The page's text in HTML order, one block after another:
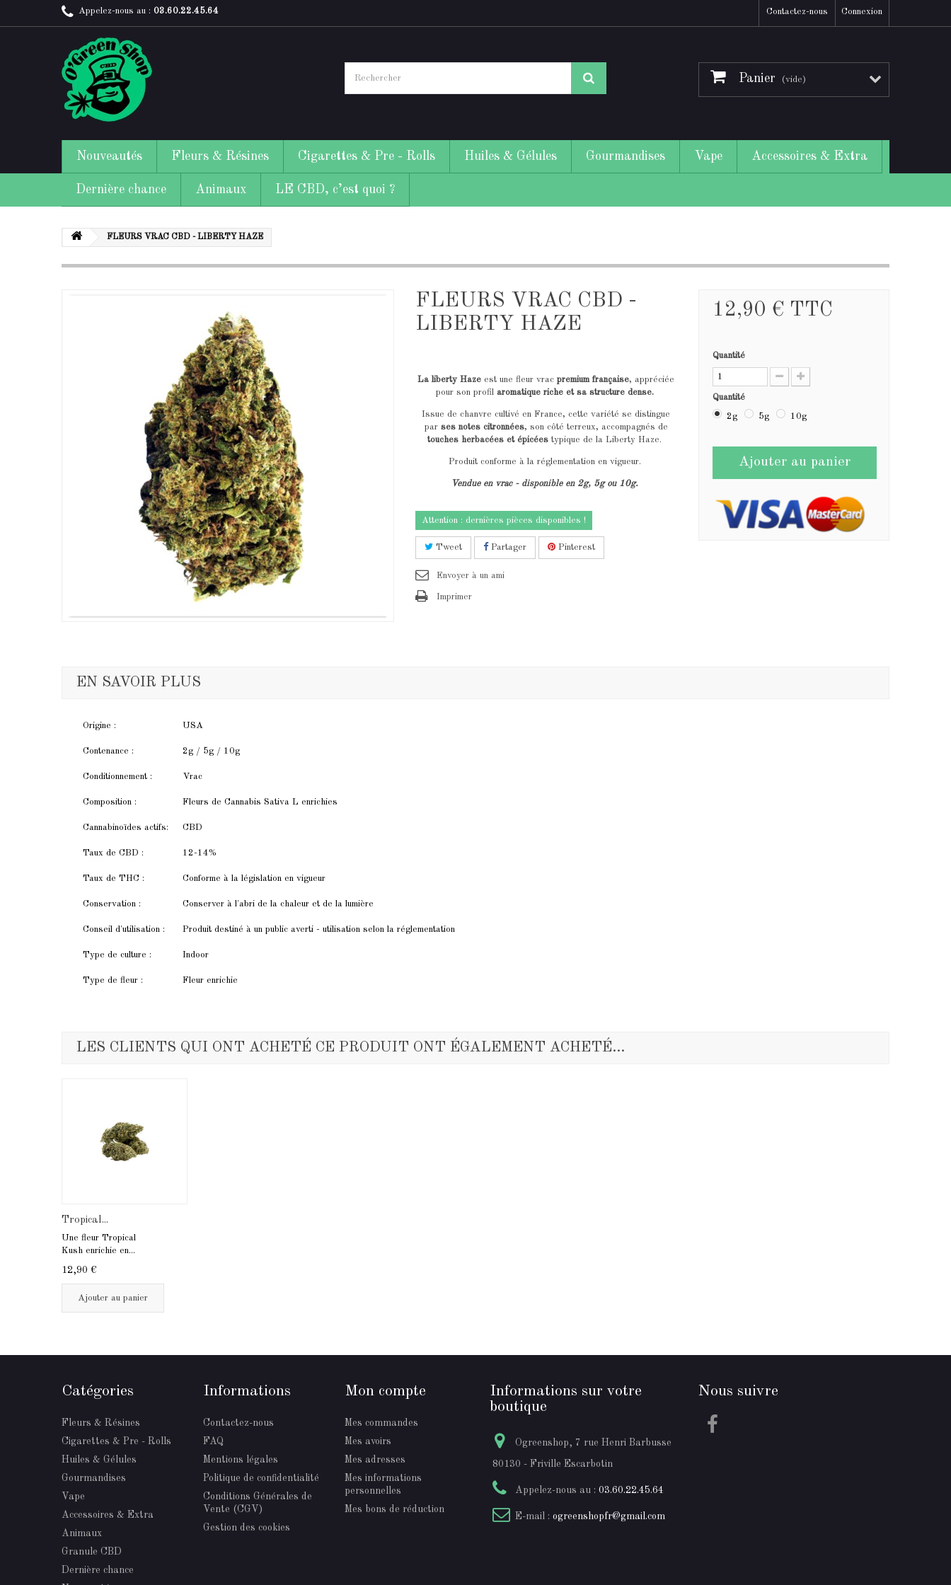
Connexion
Contactez-nous
Appelez-nous au : 03.60.22.45.64
Panier (vide)
Nouveautés Fleurs & Résines Cigarettes & Pre - Rolls Huiles & Gélules Gourmandises Vape Accessoires & Extra
Dernière chance Animaux LE CBD, c’est quoi ?
FLEURS VRAC CBD - LIBERTY HAZE
FLEURS VRAC CBD -
LIBERTY HAZE
La liberty Haze est une fleur vracpremium française, appréciée
pour son profil aromatique riche et sa structure dense.
Issue de chanvre cultivé en France, cette variété se distingue
par ses notes citronnées, son côté terreux, accompagnés de
touches herbacées et épicées typique de la Liberty Haze.
Produit conforme à la réglementation en vigueur.
Vendue en vrac - disponible en 2g, 5g ou 10g.
Attention : dernières pièces disponibles !
Tweet Partager Pinterest
Envoyer à un ami
Imprimer
12,90 € TTC
Quantité
Quantité
2g 5g 10g
Ajouter au panier
EN SAVOIR PLUS
Origine : USA
Contenance : 2g / 5g / 10g
Conditionnement : Vrac
Composition : Fleurs de Cannabis Sativa L enrichies
Cannabinoïdes actifs: CBD
Taux de CBD : 12-14%
Taux de THC : Conforme à la législation en vigueur
Conservation : Conserver à l'abri de la chaleur et de la lumière
Conseil d'utilisation : Produit destiné à un public averti - utilisation selon la réglementation
Type de culture : Indoor
Type de fleur : Fleur enrichie
LES CLIENTS QUI ONT ACHETÉ CE PRODUIT ONT ÉGALEMENT ACHETÉ...
Tropical...
Une fleur Tropical
Kush enrichie en...
12,90 €
Ajouter au panier
Catégories
Fleurs & Résines
Cigarettes & Pre - Rolls
Huiles & Gélules
Gourmandises
Vape
Accessoires & Extra
Animaux
Granule CBD
Dernière chance
Informations
Contactez-nous
FAQ
Mentions légales
Politique de confidentialité
Conditions Générales de
Vente (CGV)
Gestion des cookies
Mon compte
Mes commandes
Mes avoirs
Mes adresses
Mes informations
personnelles
Mes bons de réduction
Informations sur votre
boutique
Ogreenshop, 7 rue Henri Barbusse
80130 - Friville Escarbotin
Appelez-nous au : 03.60.22.45.64
E-mail : ogreenshopfr@gmail.com
Nous suivre